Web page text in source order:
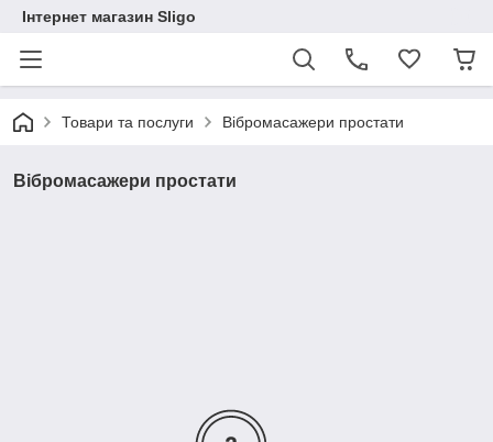
Інтернет магазин Sligo
Товари та послуги Вібромасажери простати
Вібромасажери простати